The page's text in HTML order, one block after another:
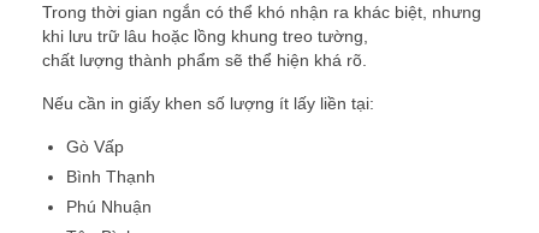
Trong thời gian ngắn có thể khó nhận ra khác biệt, nhưng
khi lưu trữ lâu hoặc lồng khung treo tường,
chất lượng thành phẩm sẽ thể hiện khá rõ.
Nếu cần in giấy khen số lượng ít lấy liền tại:
Gò Vấp
Bình Thạnh
Phú Nhuận